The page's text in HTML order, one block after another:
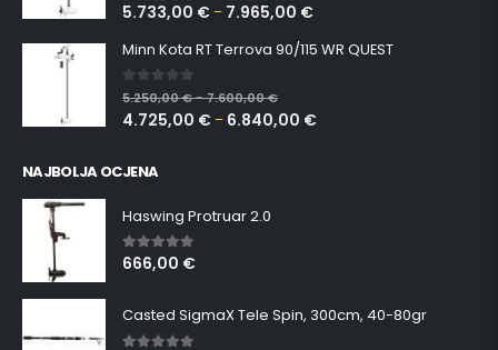
5.733,00 € – 7.965,00 €
Minn Kota RT Terrova 90/115 WR QUEST
0 out of 5
5.250,00€–7.600,00€
4.725,00 € – 6.840,00 €
NAJBOLJA OCJENA
Haswing Protruar 2.0
5.00 out of 5
666,00 €
Casted SigmaX Tele Spin, 300cm, 40-80gr